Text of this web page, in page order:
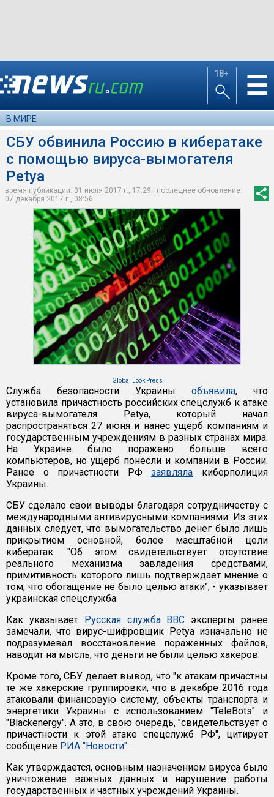
18+ ☰
В МИРЕ
СБУ обвинила Россию в кибератаке
с помощью вируса-вымогателя
Petya
время публикации: 01 июля 2017 г., 17:29 | последнее обновление:
07 декабря 2017 г., 08:56
Global Look Press
Служба безопасности Украины объявила, что
установила причастность российских спецслужб к атаке
вируса-вымогателя Petya, который начал
распространяться 27 июня и нанес ущерб компаниям и
государственным учреждениям в разных странах мира.
На Украине было поражено больше всего
компьютеров, но ущерб понесли и компании в России.
Ранее о причастности РФзаявляла киберполиция
Украины.
СБУ сделало свои выводы благодаря сотрудничеству с
международными антивирусными компаниями. Из этих
данных следует, что вымогательство денег было лишь
прикрытием основной, более масштабной цели
кибератак. "Об этом свидетельствует отсутствие
реального механизма завладения средствами,
примитивность которого лишь подтверждает мнение о
том, что обогащение не было целью атаки", - указывает
украинская спецслужба.
Как указывает Русская служба ВВС эксперты ранее
замечали, что вирус-шифровщик Petya изначально не
подразумевал восстановление пораженных файлов,
наводит на мысль, что деньги не были целью хакеров.
Кроме того, СБУ делает вывод, что "к атакам причастны
те же хакерские группировки, что в декабре 2016 года
атаковали финансовую систему, объекты транспорта и
энергетики Украины с использованием "TeleBots" и
"Blackenergy". А это, в свою очередь, "свидетельствует о
причастности к этой атаке спецслужб РФ", цитирует
сообщение РИА "Новости".
Как утверждается, основным назначением вируса было
уничтожение важных данных и нарушение работы
государственных и частных учреждений Украины.